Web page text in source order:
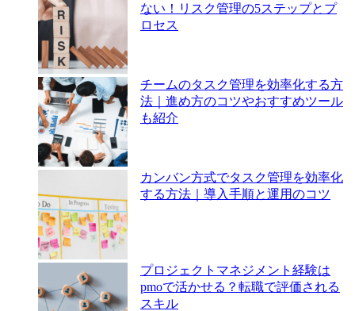
ない！リスク管理の5ステップとプ
ロセス
チームのタスク管理を効率化する方
法｜進め方のコツやおすすめツール
も紹介
カンバン方式でタスク管理を効率化
する方法｜導入手順と運用のコツ
プロジェクトマネジメント経験は
pmoで活かせる？転職で評価される
スキル